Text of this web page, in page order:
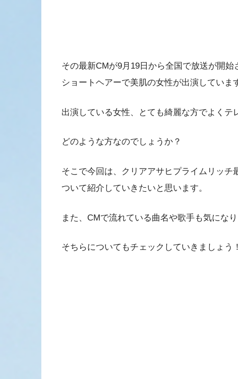
その最新CMが9月19日から全国で放送が開
ショートヘアーで美肌の女性が出演していま
出演している女性、とても綺麗な方でよくテ
どのような方なのでしょうか？
そこで今回は、クリアアサヒプライムリッ
ついて紹介していきたいと思います。
また、CMで流れている曲名や歌手も気になり
そちらについてもチェックしていきましょう！